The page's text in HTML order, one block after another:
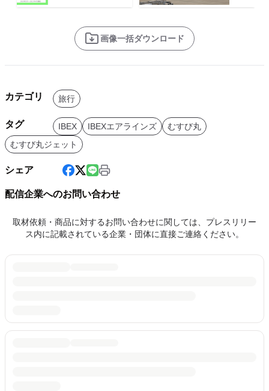
画像一括ダウンロード
カテゴリ 旅行
タグ IBEX IBEXエアラインズ
むすび丸
むすび丸ジェット
シェア
配信企業へのお問い合わせ
取材依頼・商品に対するお問い合わせに関しては、プレスリリー
ス内に記載されている企業・団体に直接ご連絡ください。